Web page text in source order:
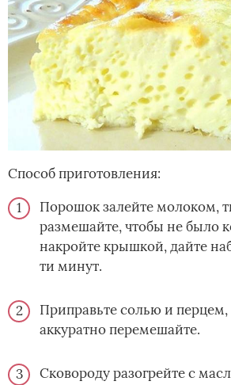
Способ приготовления:
Порошок залейте молоком,
размешайте, чтобы не было
накройте крышкой, дайте
ти минут.
Приправьте солью и перцем,
аккуратно перемешайте.
Сковороду разогрейте с